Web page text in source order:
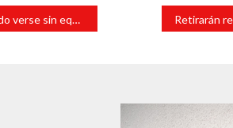
equipo especial